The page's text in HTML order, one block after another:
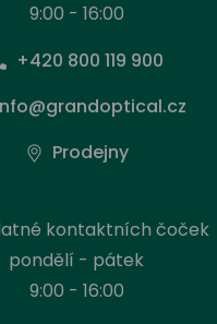
9:00 - 16:00
+420 800 119 900
Prodejny
kontaktních čoček
pondělí - pátek
9:00 - 16:00